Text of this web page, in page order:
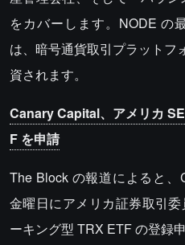
をカバーします。NODE の
は、暗号通貨取引プラットフ
資されます。
Canary Capital、アメリカ
F を申請
The Block の報道によると
金曜日にアメリカ証券取引
ーキング型 TRX ETF の登録